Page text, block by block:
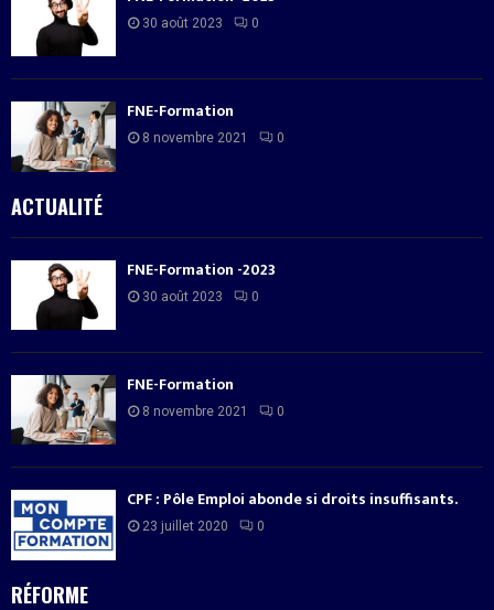
30 août 2023 0
FNE-Formation
8 novembre 2021 0
ACTUALITÉ
FNE-Formation -2023
30 août 2023 0
FNE-Formation
8 novembre 2021 0
CPF : Pôle Emploi abonde si droits insuffisants.
23 juillet 2020 0
RÉFORME